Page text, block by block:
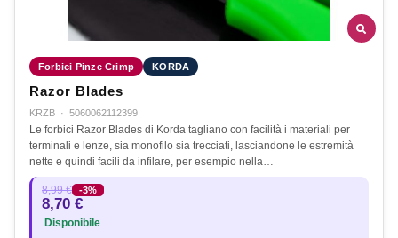
Forbici Pinze Crimp KORDA
Razor Blades
KRZB · 5060062112399
Le forbici Razor Blades di Korda tagliano con facilità i materiali per
terminali e lenze, sia monofilo sia trecciati, lasciandone le estremità
nette e quindi facili da infilare, per esempio nella…
8,99 € -3%
8,70 €
Disponibile